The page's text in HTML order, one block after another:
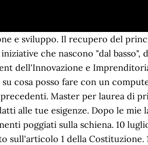
e sviluppo. Il recupero del
che nascono "dal basso",
dell'Innovazione e
cosa posso fare con un
Master per laurea di
alle tue esigenze. Dopo le
poggiati sulla schiena. 10
sull'articolo 1 della